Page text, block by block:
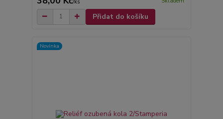
/ks
Přidat do košíku
Novinka